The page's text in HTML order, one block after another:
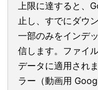
上限に達すると、
止し、すでにダウ
一部のみをインデ
信します。ファイ
データに適用され
ラー（動画用